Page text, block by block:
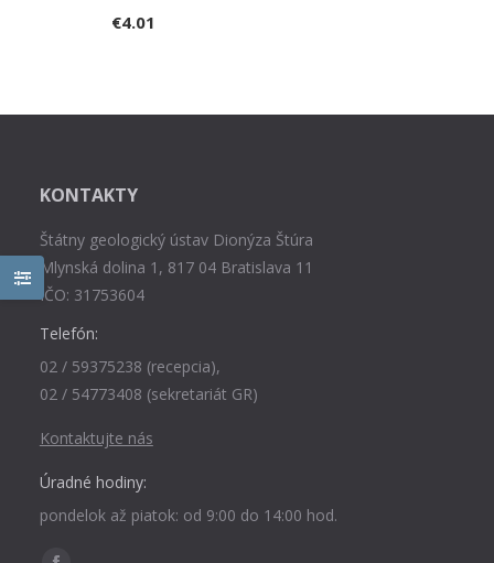
€4.01
KONTAKTY
Štátny geologický ústav Dionýza Štúra
Mlynská dolina 1, 817 04 Bratislava 11
IČO: 31753604
Telefón:
02 / 59375238 (recepcia),
02 / 54773408 (sekretariát GR)
Kontaktujte nás
Úradné hodiny:
pondelok až piatok: od 9:00 do 14:00 hod.